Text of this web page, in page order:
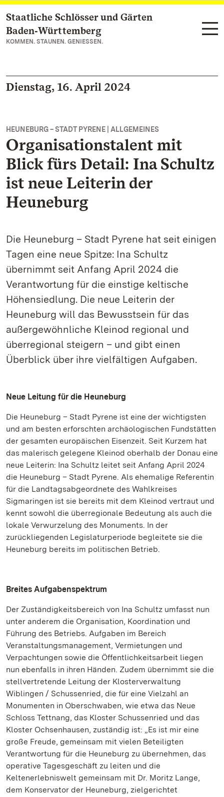
Zum Hauptinhalt springen
Staatliche Schlösser und Gärten
Baden‑Württemberg
KOMMEN. STAUNEN. GENIESSEN.
Dienstag, 16. April 2024
HEUNEBURG – STADT PYRENE | ALLGEMEINES
Organisationstalent mit
Blick fürs Detail: Ina Schultz
ist neue Leiterin der
Heuneburg
Die Heuneburg – Stadt Pyrene hat seit einigen
Tagen eine neue Spitze: Ina Schultz
übernimmt seit Anfang April 2024 die
Verantwortung für die einstige keltische
Höhensiedlung. Die neue Leiterin der
Heuneburg will das Bewusstsein für das
außergewöhnliche Kleinod regional und
überregional steigern – und gibt einen
Überblick über ihre vielfältigen Aufgaben.
Neue Leitung für die Heuneburg
Die Heuneburg – Stadt Pyrene ist eine der wichtigsten
und am besten erforschten archäologischen Fundstätten
der gesamten europäischen Eisenzeit. Seit Kurzem hat
das malerisch gelegene Kleinod oberhalb der Donau eine
neue Leiterin: Ina Schultz leitet seit Anfang April 2024
die Heuneburg – Stadt Pyrene. Als ehemalige Referentin
für die Landtagsabgeordnete des Wahlkreises
Sigmaringen ist sie bereits mit dem Kleinod vertraut und
kennt sowohl die überregionale Bedeutung als auch die
lokale Verwurzelung des Monuments. In der
zurückliegenden Legislaturperiode begleitete sie die
Heuneburg bereits im politischen Betrieb.
Breites Aufgabenspektrum
Der Zuständigkeitsbereich von Ina Schultz umfasst nun
unter anderem die Organisation, Koordination und
Führung des Betriebs. Aufgaben im Bereich
Veranstaltungsmanagement, Vermietungen und
Verpachtungen sowie die Öffentlichkeitsarbeit liegen
nun ebenfalls in ihren Händen. Zudem übernimmt sie die
stellvertretende Leitung der Klosterverwaltung
Wiblingen / Schussenried, die für eine Vielzahl an
Monumenten in Oberschwaben, wie etwa das Neue
Schloss Tettnang, das Kloster Schussenried und das
Kloster Ochsenhausen, zuständig ist: „Es ist mir eine
große Freude, gemeinsam mit vielen Beteiligten
Verantwortung für die Heuneburg zu übernehmen, das
operative Tagesgeschäft zu leiten und die
Keltenerlebniswelt gemeinsam mit Dr. Moritz Lange,
dem Konservator der Heuneburg, zielgerichtet